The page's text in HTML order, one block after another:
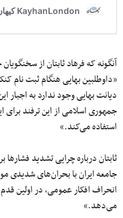
آنگونه که فرهاد ثابتان از
«داوطلبین بهایی هنگام ثبت‌ نام
دیانت بهایی وجود ندارد به
جمهوری اسلامی از این ترفند برای
استفاده می‌کند.»
ثابتان درباره چرایی تشدید فشارها
جامعه ایران با بحران‌های شدیدی
انحراف افکار عمومی، در اولین قدم
می‌دهد.»